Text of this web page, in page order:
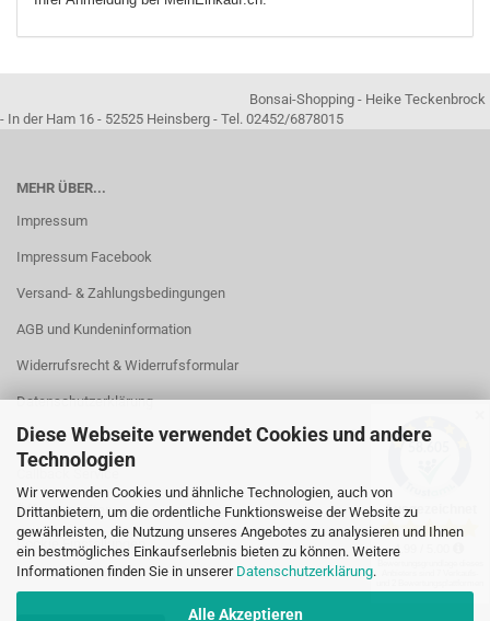
Diese Webseite verwendet Cookies und andere
Technologien
Wir verwenden Cookies und ähnliche Technologien, auch von
Drittanbietern, um die ordentliche Funktionsweise der Website zu
gewährleisten, die Nutzung unseres Angebotes zu analysieren und Ihnen
ein bestmögliches Einkaufserlebnis bieten zu können. Weitere
Informationen finden Sie in unserer Datenschutzerklärung.
Alle Akzeptieren
Bonsai-Shopping - Heike Teckenbrock
- In der Ham 16 - 52525 Heinsberg - Tel. 02452/6878015
MEHR ÜBER...
Impressum
Impressum Facebook
Versand- & Zahlungsbedingungen
AGB und Kundeninformation
Widerrufsrecht & Widerrufsformular
Datenschutzerklärung
Kontakt
Callback Service
Öffnungszeiten
Cookie Einstellungen